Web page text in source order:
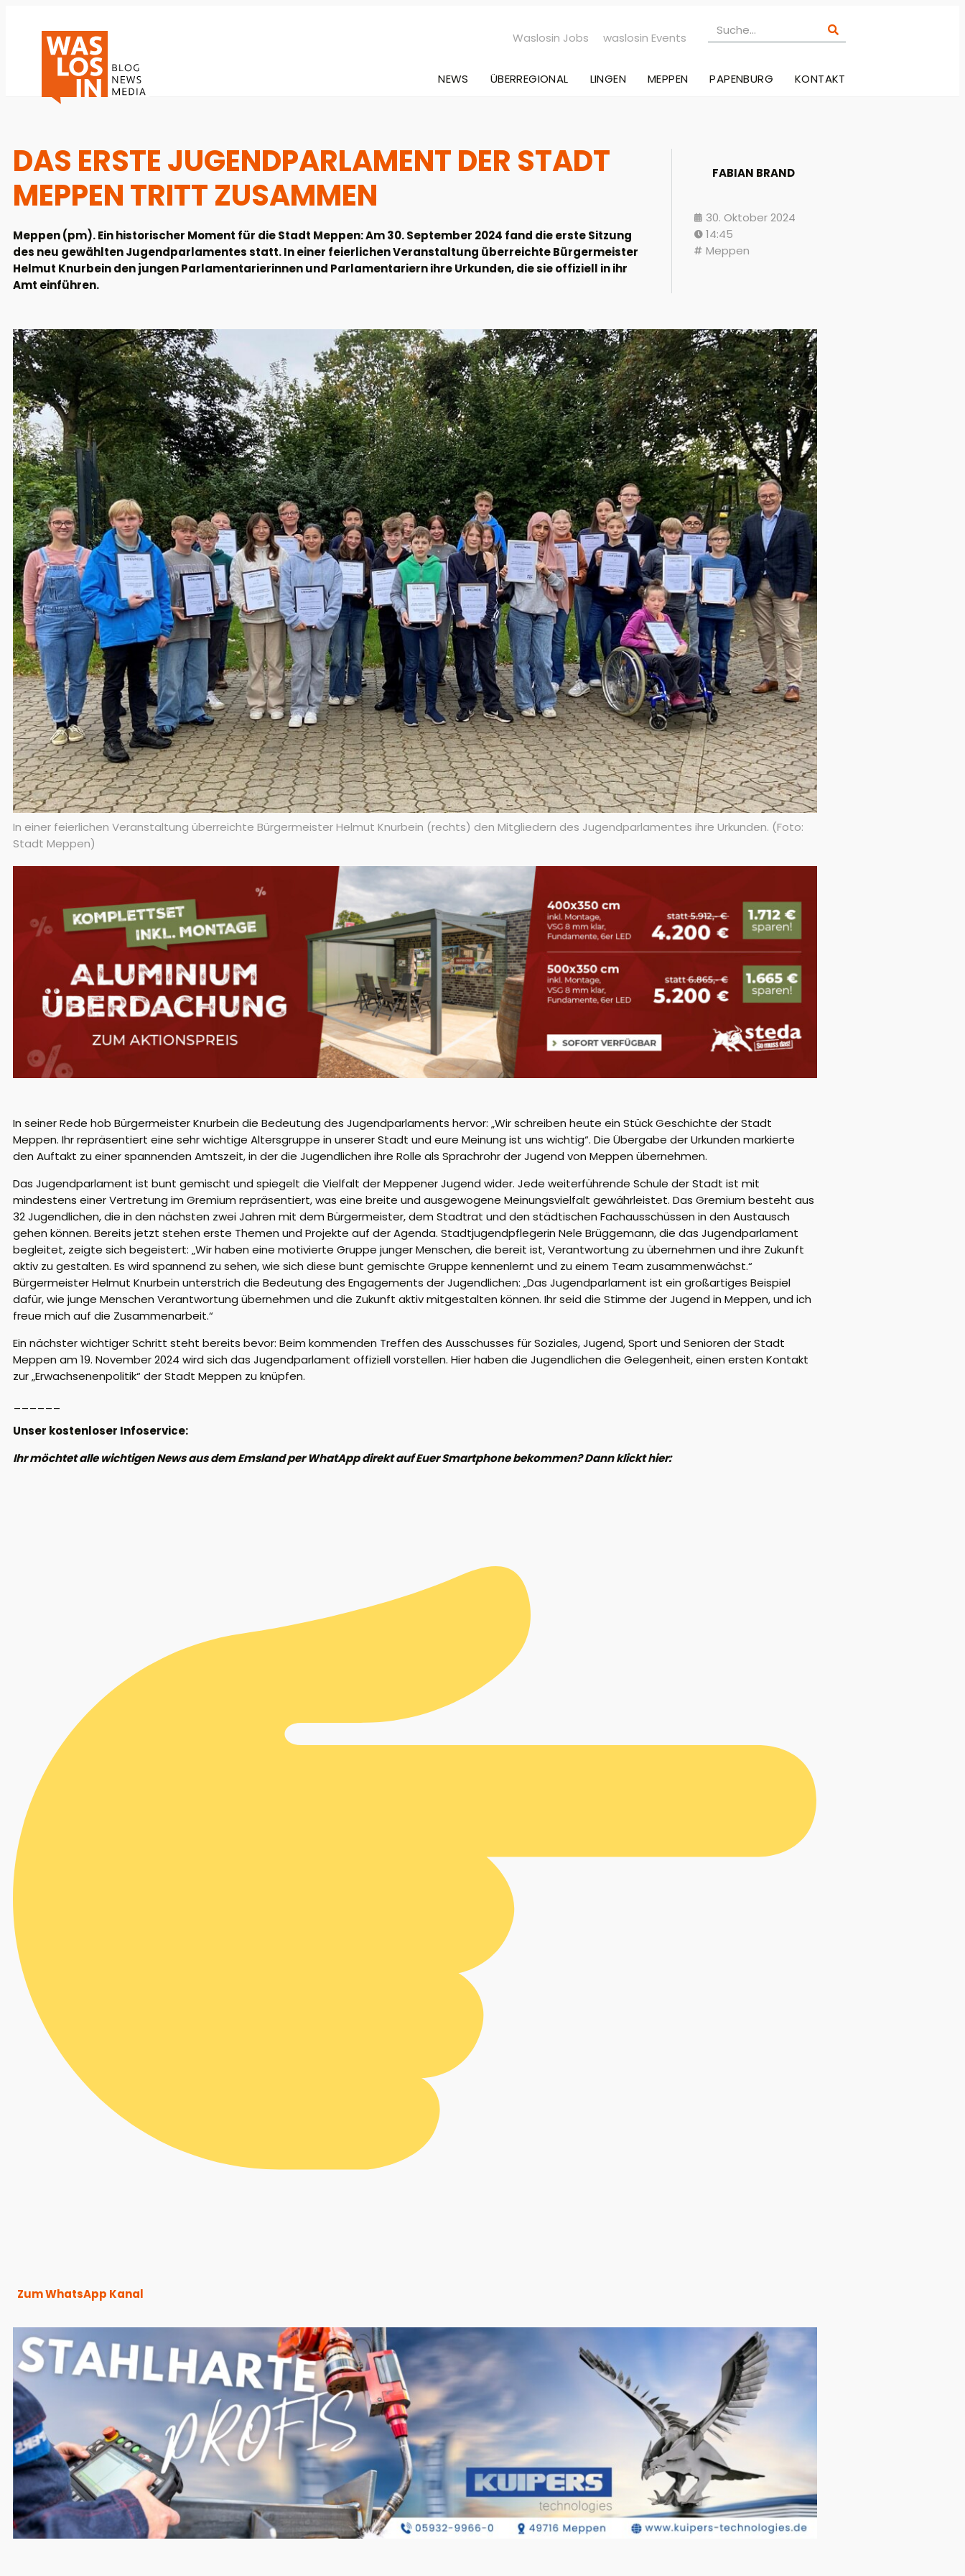
Waslosin Jobs waslosin Events
NEWS ÜBERREGIONAL LINGEN MEPPEN PAPENBURG KONTAKT
DAS ERSTE JUGENDPARLAMENT DER STADT
MEPPEN TRITT ZUSAMMEN
Meppen (pm). Ein historischer Moment für die Stadt Meppen: Am 30. September 2024 fand die erste Sitzung
des neu gewählten Jugendparlamentes statt. In einer feierlichen Veranstaltung überreichte Bürgermeister
Helmut Knurbein den jungen Parlamentarierinnen und Parlamentariern ihre Urkunden, die sie offiziell in ihr
Amt einführen.
FABIAN BRAND
30. Oktober 2024
14:45
Meppen
In einer feierlichen Veranstaltung überreichte Bürgermeister Helmut Knurbein (rechts) den Mitgliedern des Jugendparlamentes ihre Urkunden. (Foto:
Stadt Meppen)
In seiner Rede hob Bürgermeister Knurbein die Bedeutung des Jugendparlaments hervor: „Wir schreiben heute ein Stück Geschichte der Stadt
Meppen. Ihr repräsentiert eine sehr wichtige Altersgruppe in unserer Stadt und eure Meinung ist uns wichtig“. Die Übergabe der Urkunden markierte
den Auftakt zu einer spannenden Amtszeit, in der die Jugendlichen ihre Rolle als Sprachrohr der Jugend von Meppen übernehmen.
Das Jugendparlament ist bunt gemischt und spiegelt die Vielfalt der Meppener Jugend wider. Jede weiterführende Schule der Stadt ist mit
mindestens einer Vertretung im Gremium repräsentiert, was eine breite und ausgewogene Meinungsvielfalt gewährleistet. Das Gremium besteht aus
32 Jugendlichen, die in den nächsten zwei Jahren mit dem Bürgermeister, dem Stadtrat und den städtischen Fachausschüssen in den Austausch
gehen können. Bereits jetzt stehen erste Themen und Projekte auf der Agenda. Stadtjugendpflegerin Nele Brüggemann, die das Jugendparlament
begleitet, zeigte sich begeistert: „Wir haben eine motivierte Gruppe junger Menschen, die bereit ist, Verantwortung zu übernehmen und ihre Zukunft
aktiv zu gestalten. Es wird spannend zu sehen, wie sich diese bunt gemischte Gruppe kennenlernt und zu einem Team zusammenwächst.“
Bürgermeister Helmut Knurbein unterstrich die Bedeutung des Engagements der Jugendlichen: „Das Jugendparlament ist ein großartiges Beispiel
dafür, wie junge Menschen Verantwortung übernehmen und die Zukunft aktiv mitgestalten können. Ihr seid die Stimme der Jugend in Meppen, und ich
freue mich auf die Zusammenarbeit.“
Ein nächster wichtiger Schritt steht bereits bevor: Beim kommenden Treffen des Ausschusses für Soziales, Jugend, Sport und Senioren der Stadt
Meppen am 19. November 2024 wird sich das Jugendparlament offiziell vorstellen. Hier haben die Jugendlichen die Gelegenheit, einen ersten Kontakt
zur „Erwachsenenpolitik“ der Stadt Meppen zu knüpfen.
Unser kostenloser Infoservice:
Ihr möchtet alle wichtigen News aus dem Emsland per WhatApp direkt auf Euer Smartphone bekommen? Dann klickt hier:
Zum WhatsApp Kanal